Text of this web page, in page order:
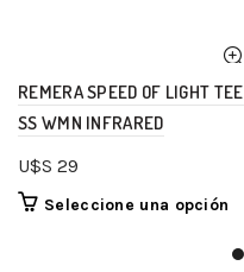
REMERA SPEED OF LIGHT TEE
SS WMN INFRARED
U$S 29
Seleccione una opción